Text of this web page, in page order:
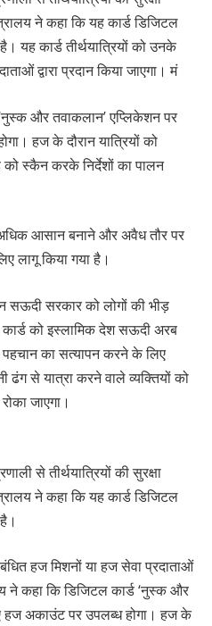
ने कहा कि यह कार्ड डिजिटल
यह कार्ड तीर्थयात्रियों को उनके
द्वारा प्रदान किया जाएगा। मं
और तवाकलान’ एप्लिकेशन पर
हज के दौरान यात्रियों को
स्कैन करके निर्देशों का पालन
आसान बनाने और अवैध तौर पर
लागू किया गया है।
सरकार को लोगों की भीड़
को इस्लामिक देश सऊदी अरब
पहचान का सत्यापन करने के लिए
ढंग से यात्रा करने वाले व्यक्तियों को
जाएगा।
से तीर्थयात्रियों की सुरक्षा
ने कहा कि यह कार्ड डिजिटल
हज मिशनों या हज सेवा प्रदाताओं
ने कहा कि डिजिटल कार्ड ‘नुस्क और
हज अकाउंट पर उपलब्ध होगा। हज के